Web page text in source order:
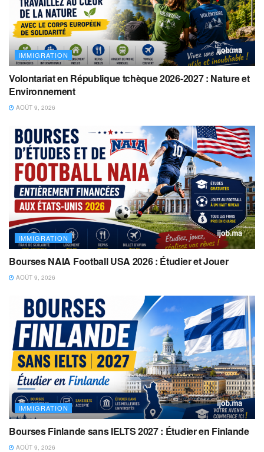
IMMIGRATION
Volontariat en République tchèque 2026-2027 : Nature et
Environnement
AOÛT 9, 2026
IMMIGRATION
Bourses NAIA Football USA 2026 : Étudier et Jouer
AOÛT 9, 2026
IMMIGRATION
Bourses Finlande sans IELTS 2027 : Étudier en Finlande
AOÛT 9, 2026